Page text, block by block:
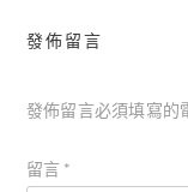
發佈留言
發佈留言必須填寫的
留言 *